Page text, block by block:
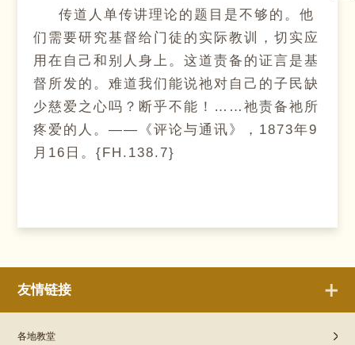
传道人单传讲理论的题目是不够的。他
们需要研究基督给门徒的实际教训，切实应
用在自己和别人身上。这道责备的证言是基
督所发的。难道我们能说祂对自己的子民缺
少慈爱之心吗？断乎不能！……祂责备祂所
疼爱的人。——《评论与通讯》，1873年9
月16日。{FH.138.7}
友情链接
各地教堂